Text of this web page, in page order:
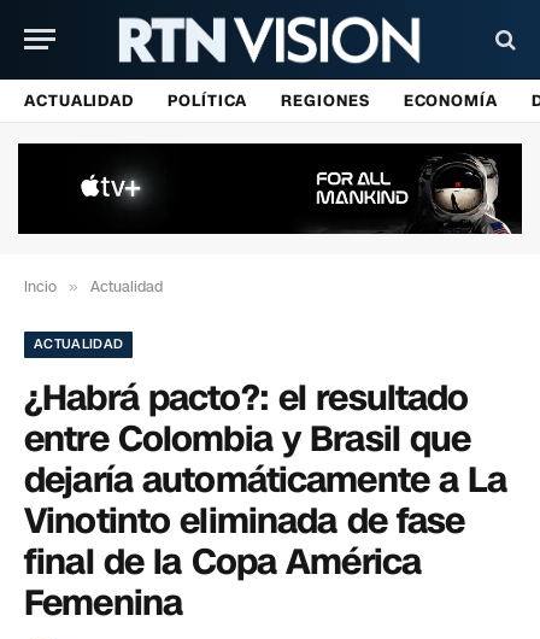
ACTUALIDAD POLÍTICA REGIONES ECONOMÍA
Incio » Actualidad
ACTUALIDAD
¿Habrá pacto?: el resultado
entre Colombia y Brasil que
dejaría automáticamente a La
Vinotinto eliminada de fase
final de la Copa América
Femenina